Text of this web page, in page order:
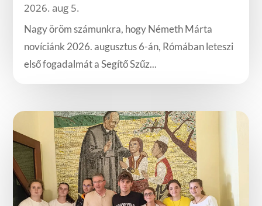
2026. aug 5.
Nagy öröm számunkra, hogy Németh Márta
novíciánk 2026. augusztus 6-án, Rómában leteszi
első fogadalmát a Segítő Szűz...